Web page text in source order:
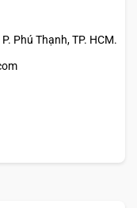
Phú Thạnh, TP. HCM.